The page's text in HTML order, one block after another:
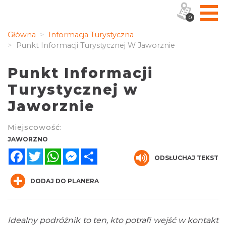
Główna
Informacja Turystyczna
Punkt Informacji Turystycznej W Jaworznie
Punkt Informacji
Turystycznej w
Jaworznie
Miejscowość:
JAWORZNO
FacebookTwitterWhatsAppMessenger
ODSŁUCHAJ TEKST
DODAJ DO PLANERA
Idealny podróżnik to ten, kto potrafi wejść w kontakt
0